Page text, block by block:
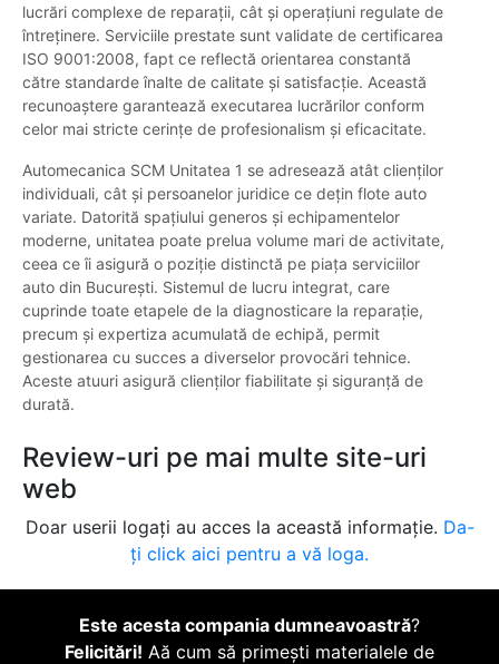
lucrări complexe de reparații, cât și operațiuni regulate de
întreținere. Serviciile prestate sunt validate de certificarea
ISO 9001:2008, fapt ce reflectă orientarea constantă
către standarde înalte de calitate și satisfacție. Această
recunoaștere garantează executarea lucrărilor conform
celor mai stricte cerințe de profesionalism și eficacitate.
Automecanica SCM Unitatea 1 se adresează atât clienților
individuali, cât și persoanelor juridice ce dețin flote auto
variate. Datorită spațiului generos și echipamentelor
moderne, unitatea poate prelua volume mari de activitate,
ceea ce îi asigură o poziție distinctă pe piața serviciilor
auto din București. Sistemul de lucru integrat, care
cuprinde toate etapele de la diagnosticare la reparație,
precum și expertiza acumulată de echipă, permit
gestionarea cu succes a diverselor provocări tehnice.
Aceste atuuri asigură clienților fiabilitate și siguranță de
durată.
Review-uri pe mai multe site-uri
web
Doar userii logați au acces la această informație. Da-
ți click aici pentru a vă loga.
Este acesta compania dumneavoastră?
Felicitări! Aă cum să primești materialele de